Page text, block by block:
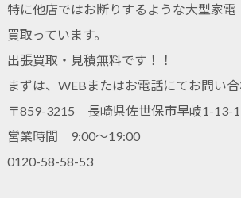
特に他店ではお断りするような大型家電
買取っています。
出張買取・見積無料です！！
まずは、WEBまたはお電話にてお問い合
〒859-3215 長崎県佐世保市早岐1-13-
営業時間 9:00～19:00
0120-58-58-53